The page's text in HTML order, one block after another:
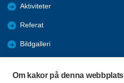
Om kakor på denna webbplats
Aktiviteter
Referat
Bildgalleri